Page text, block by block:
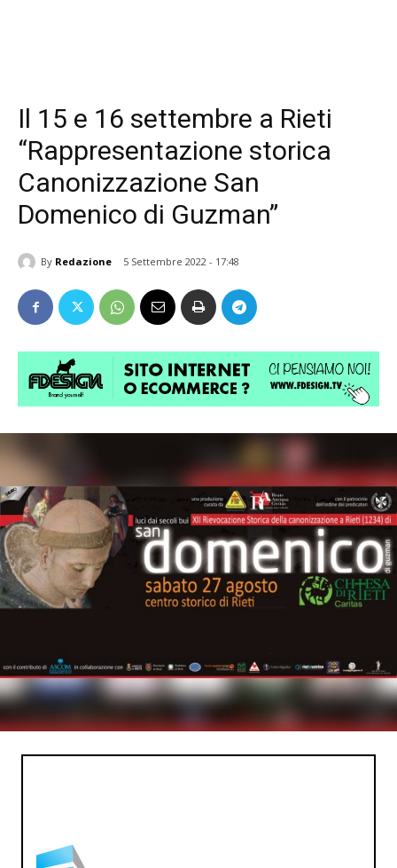
Il 15 e 16 settembre a Rieti
“Rappresentazione storica
Canonizzazione San
Domenico di Guzman”
By Redazione 5 Settembre 2022 - 17:48